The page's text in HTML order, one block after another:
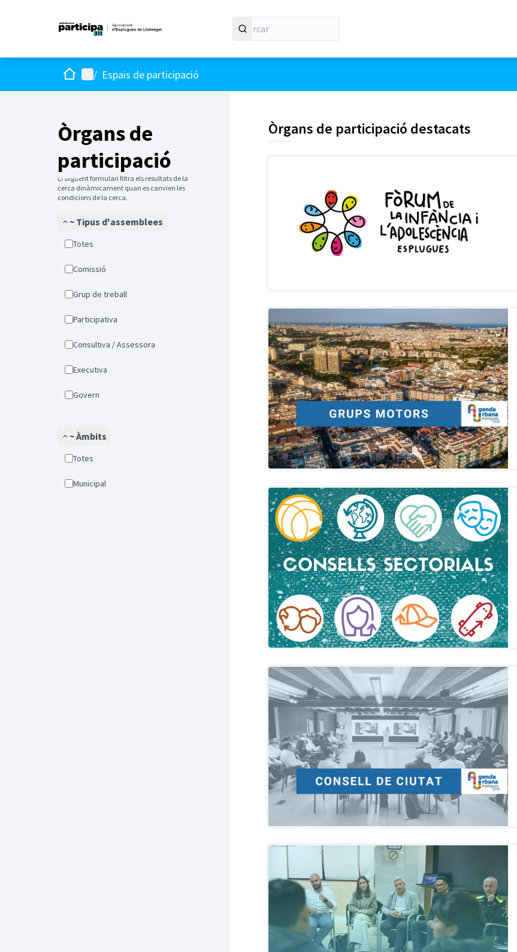
Inici Menú principal
/ Espais de participació
Òrgans de
participació
El següent formulari filtra els resultats de la
cerca dinàmicament quan es canvien les
condicions de la cerca.
~ Tipus d'assemblees
Totes
Comissió
Grup de treball
Participativa
Consultiva / Assessora
Executiva
Govern
~ Àmbits
Totes
Municipal
Òrgans de participació destacats